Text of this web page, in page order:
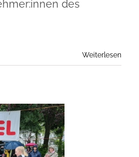
des
Weiterlesen
Sponsorenlauf
2024